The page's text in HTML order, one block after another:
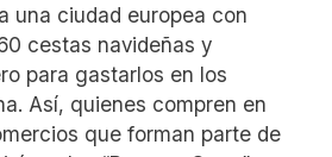
una ciudad europea con
cestas navideñas y
para gastarlos en los
Así, quienes compren en
que forman parte de